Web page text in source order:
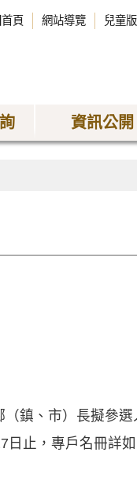
首頁 網站導覽 兒童版
資訊公開
鎮、市）長擬參
止，專戶名冊詳如